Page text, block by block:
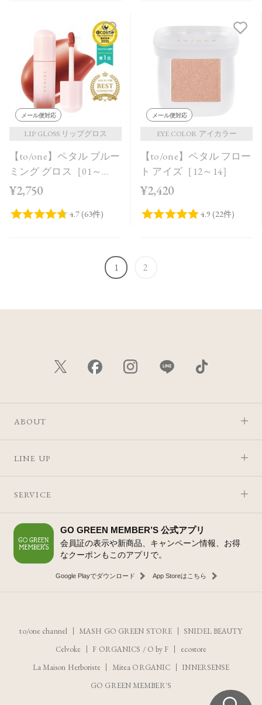
メール便対応
LIP GLOSS リップグロス
【to/one】ペタル ブルー
ミング グロス［01～
04］
¥2,750
メール便対応
EYE COLOR アイカラー
【to/one】ペタル フロー
ト アイズ［12～14］
¥2,420
1 2
ABOUT
LINE UP
SERVICE
GO GREEN MEMBER’S 公式アプリ
会員証の表示や新商品、キャンペーン情報、お得
なクーポンもこのアプリで。
Google Playでダウンロード App Storeはこちら
to/one channel MASH GO GREEN STORE
SNIDEL BEAUTY
Celvoke
F ORGANICS / O by F
ecostore
La Maison Herboriste
Mitea ORGANIC
INNERSENSE
GO GREEN MEMBER'S